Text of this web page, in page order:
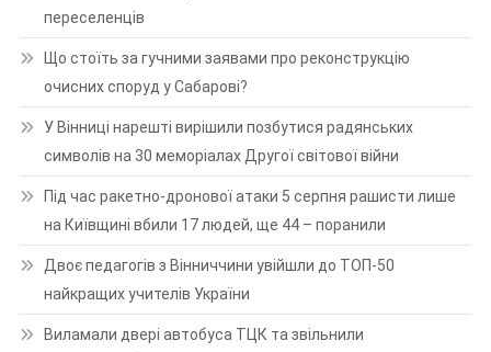
переселенців
Що стоїть за гучними заявами про реконструкцію
очисних споруд у Сабарові?
У Вінниці нарешті вирішили позбутися радянських
символів на 30 меморіалах Другої світової війни
Під час ракетно-дронової атаки 5 серпня рашисти лише
на Київщині вбили 17 людей, ще 44 – поранили
Двоє педагогів з Вінниччини увійшли до ТОП-50
найкращих учителів України
Виламали двері автобуса ТЦК та звільнили